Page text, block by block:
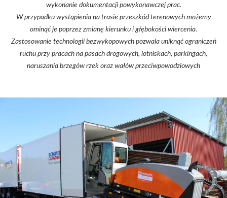
wykonanie dokumentacji powykonawczej prac.
W przypadku wystąpienia na trasie przeszkód terenowych możemy
ominąć je poprzez zmianę kierunku i głębokości wiercenia.
Zastosowanie technologii bezwykopowych pozwala uniknąć ograniczeń
ruchu przy pracach na pasach drogowych, lotniskach, parkingach,
naruszania brzegów rzek oraz wałów przeciwpowodziowych